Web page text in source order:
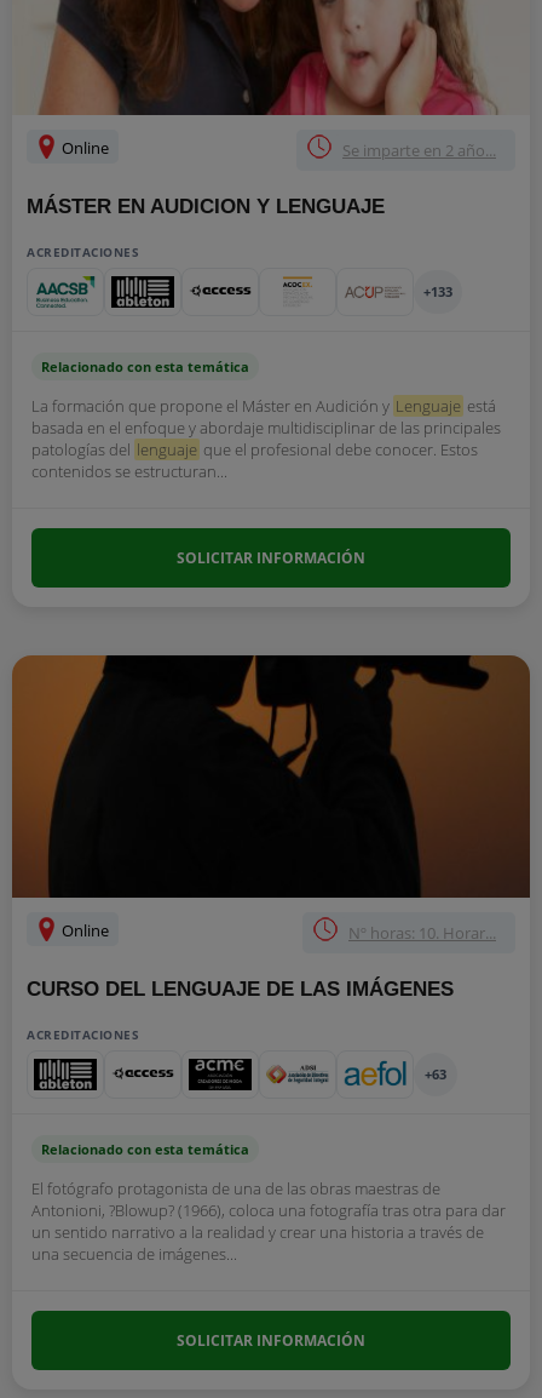
Online Se imparte en 2 año...
MÁSTER EN AUDICION Y LENGUAJE
ACREDITACIONES
+133
Relacionado con esta temática
La formación que propone el Máster en Audición y Lenguaje está
basada en el enfoque y abordaje multidisciplinar de las principales
patologías del lenguaje que el profesional debe conocer. Estos
contenidos se estructuran...
SOLICITAR INFORMACIÓN
Online Nº horas: 10. Horar...
CURSO DEL LENGUAJE DE LAS IMÁGENES
ACREDITACIONES
+63
Relacionado con esta temática
El fotógrafo protagonista de una de las obras maestras de
Antonioni, ?Blowup? (1966), coloca una fotografía tras otra para dar
un sentido narrativo a la realidad y crear una historia a través de
una secuencia de imágenes...
SOLICITAR INFORMACIÓN